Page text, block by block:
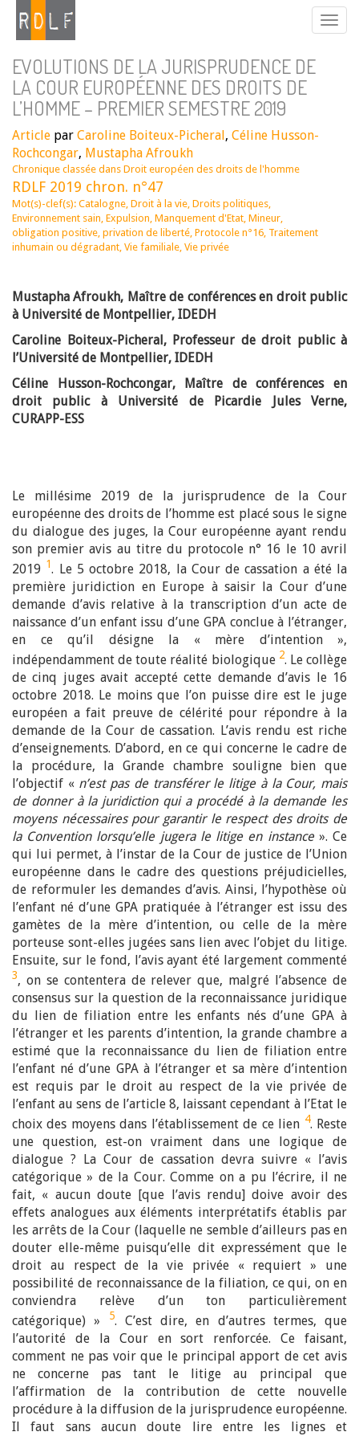
EVOLUTIONS DE LA JURISPRUDENCE DE
LA COUR EUROPÉENNE DES DROITS DE
L’HOMME – PREMIER SEMESTRE 2019
Article par Caroline Boiteux-Picheral, Céline Husson-
Rochcongar, Mustapha Afroukh
Chronique classée dans Droit européen des droits de l'homme
RDLF 2019 chron. n°47
Mot(s)-clef(s): Catalogne, Droit à la vie, Droits politiques,
Environnement sain, Expulsion, Manquement d'Etat, Mineur,
obligation positive, privation de liberté, Protocole n°16, Traitement
inhumain ou dégradant, Vie familiale, Vie privée
Mustapha Afroukh, Maître de conférences en droit public
à Université de Montpellier, IDEDH
Caroline Boiteux-Picheral, Professeur de droit public à
l’Université de Montpellier, IDEDH
Céline Husson-Rochcongar, Maître de conférences en
droit public à Université de Picardie Jules Verne,
CURAPP-ESS
Le millésime 2019 de la jurisprudence de la Cour
européenne des droits de l’homme est placé sous le signe
du dialogue des juges, la Cour européenne ayant rendu
son premier avis au titre du protocole n° 16 le 10 avril
2019 1. Le 5 octobre 2018, la Cour de cassation a été la
première juridiction en Europe à saisir la Cour d’une
demande d’avis relative à la transcription d’un acte de
naissance d’un enfant issu d’une GPA conclue à l’étranger,
en ce qu’il désigne la « mère d’intention »,
indépendamment de toute réalité biologique 2. Le collège
de cinq juges avait accepté cette demande d’avis le 16
octobre 2018. Le moins que l’on puisse dire est le juge
européen a fait preuve de célérité pour répondre à la
demande de la Cour de cassation. L’avis rendu est riche
d’enseignements. D’abord, en ce qui concerne le cadre de
la procédure, la Grande chambre souligne bien que
l’objectif « n’est pas de transférer le litige à la Cour, mais
de donner à la juridiction qui a procédé à la demande les
moyens nécessaires pour garantir le respect des droits de
la Convention lorsqu’elle jugera le litige en instance». Ce
qui lui permet, à l’instar de la Cour de justice de l’Union
européenne dans le cadre des questions préjudicielles,
de reformuler les demandes d’avis. Ainsi, l’hypothèse où
l’enfant né d’une GPA pratiquée à l’étranger est issu des
gamètes de la mère d’intention, ou celle de la mère
porteuse sont-elles jugées sans lien avec l’objet du litige.
Ensuite, sur le fond, l’avis ayant été largement commenté
3, on se contentera de relever que, malgré l’absence de
consensus sur la question de la reconnaissance juridique
du lien de filiation entre les enfants nés d’une GPA à
l’étranger et les parents d’intention, la grande chambre a
estimé que la reconnaissance du lien de filiation entre
l’enfant né d’une GPA à l’étranger et sa mère d’intention
est requis par le droit au respect de la vie privée de
l’enfant au sens de l’article 8, laissant cependant à l’Etat le
choix des moyens dans l’établissement de ce lien 4. Reste
une question, est-on vraiment dans une logique de
dialogue ? La Cour de cassation devra suivre « l’avis
catégorique » de la Cour. Comme on a pu l’écrire, il ne
fait, « aucun doute [que l’avis rendu] doive avoir des
effets analogues aux éléments interprétatifs établis par
les arrêts de la Cour (laquelle ne semble d’ailleurs pas en
douter elle-même puisqu’elle dit expressément que le
droit au respect de la vie privée « requiert » une
possibilité de reconnaissance de la filiation, ce qui, on en
conviendra relève d’un ton particulièrement
catégorique) »
5. C’est dire, en d’autres termes, que
l’autorité de la Cour en sort renforcée. Ce faisant,
comment ne pas voir que le principal apport de cet avis
ne concerne pas tant le litige au principal que
l’affirmation de la contribution de cette nouvelle
procédure à la diffusion de la jurisprudence européenne.
Il faut sans aucun doute lire entre les lignes et